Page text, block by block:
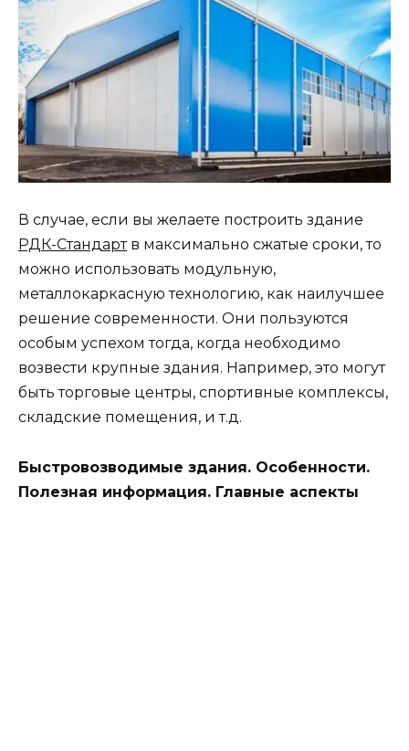
В случае, если вы желаете построить здание
РДК-Стандартв максимально сжатые сроки, то
можно использовать модульную,
металлокаркасную технологию, как наилучшее
решение современности. Они пользуются
особым успехом тогда, когда необходимо
возвести крупные здания. Например, это могут
быть торговые центры, спортивные комплексы,
складские помещения, и т.д.
Быстровозводимые здания. Особенности.
Полезная информация. Главные аспекты